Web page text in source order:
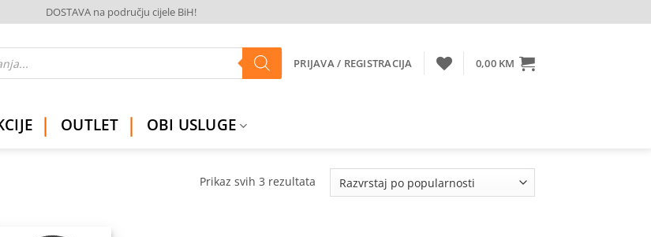
DOSTAVA na području cijele BiH!
PRIJAVA / REGISTRACIJA 0,00 KM
OUTLET OBI USLUGE
Prikaz svih 3 rezultataSorted